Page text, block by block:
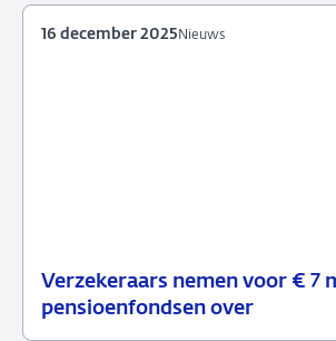
Verzekeraars nemen voor € 7
pensioenfondsen over
16
Nieuws
Nieuws
16 december 2025